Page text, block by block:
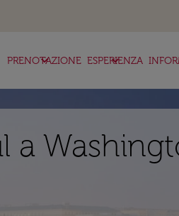
PRENOTAZIONE
keyboard_arrow_down ESPERIENZA
keyboard_arrow_down
a